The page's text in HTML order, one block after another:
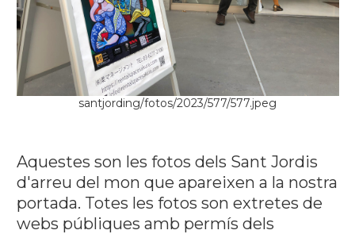
santjording/fotos/2023/577/577.jpeg
Aquestes son les fotos dels Sant Jordis
d'arreu del mon que apareixen a la nostra
portada. Totes les fotos son extretes de
webs públiques amb permís dels